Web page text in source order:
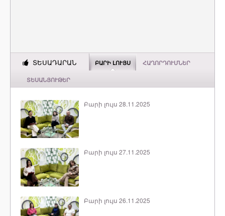
ՏԵՍԱԴԱՐԱՆ ԲԱՐԻ ԼՈՒՅՍ ՀԱՂՈՐԴՈՒՄՆԵՐ
ՏԵՍԱՆՅՈՒԹԵՐ
Բարի լույս 28.11.2025
Բարի լույս 27.11.2025
Բարի լույս 26.11.2025